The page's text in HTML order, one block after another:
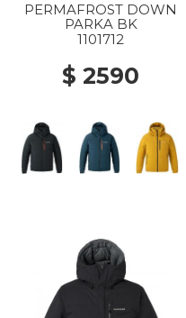
PERMAFROST DOWN
PARKA BK
1101712
$ 2590